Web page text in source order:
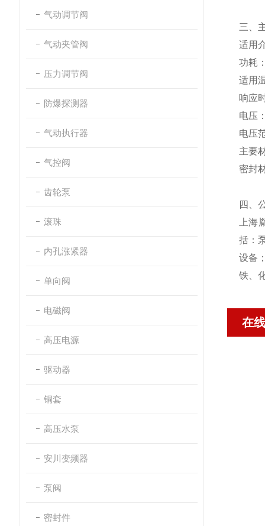
气动调节阀
气动夹管阀
压力调节阀
防爆探测器
气动执行器
气控阀
齿轮泵
滚珠
内孔涨紧器
单向阀
电磁阀
高压电源
驱动器
铜套
高压水泵
安川变频器
泵阀
密封件
三、
适用
功耗
适用
响应
电压
电压
主要
密封
四、
上海
括：
设备
铁、
在